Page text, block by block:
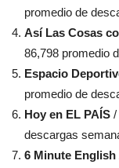
promedio de
Así Las Cosas
86,798 promedio
Espacio
promedio de
Hoy en EL PAÍS /
descargas
6 Minute English